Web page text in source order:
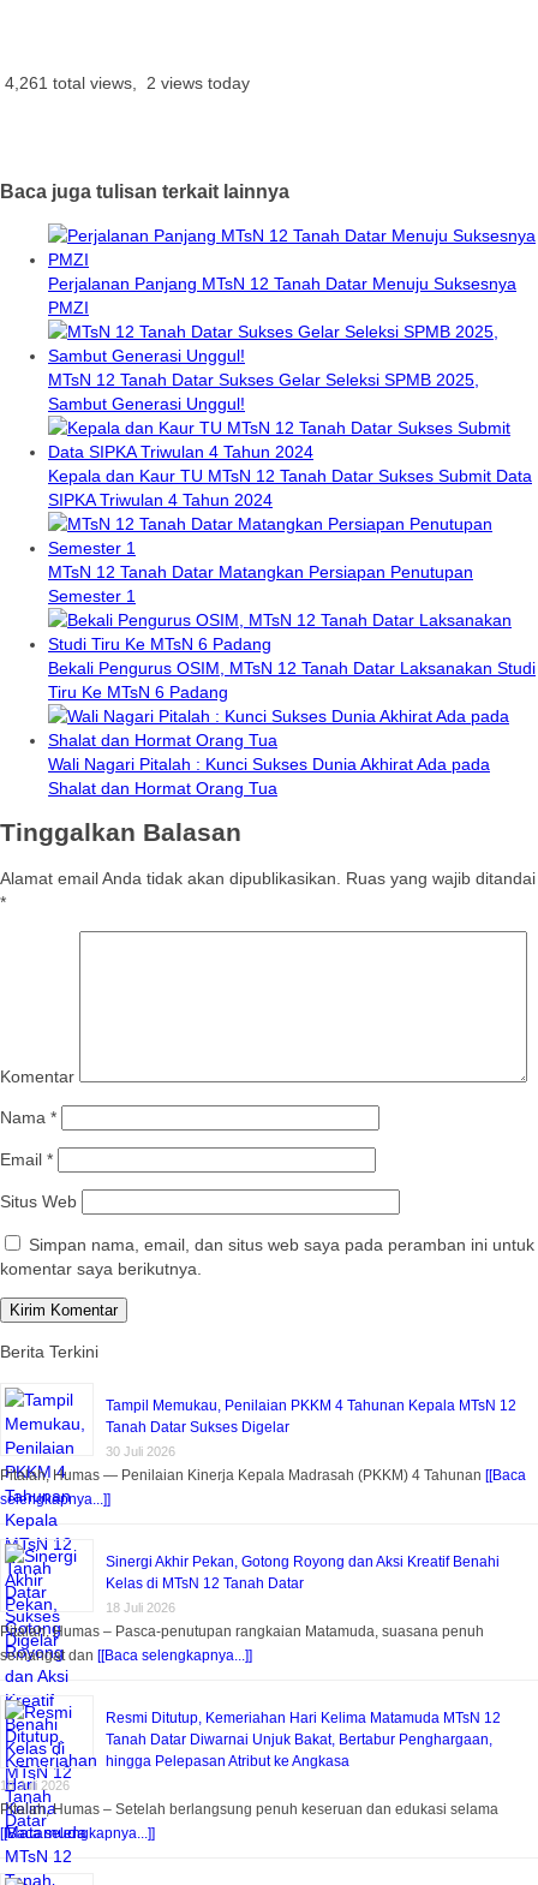
4,261 total views, 2 views today
Baca juga tulisan terkait lainnya
Perjalanan Panjang MTsN 12 Tanah Datar Menuju Suksesnya
PMZI
MTsN 12 Tanah Datar Sukses Gelar Seleksi SPMB 2025,
Sambut Generasi Unggul!
Kepala dan Kaur TU MTsN 12 Tanah Datar Sukses Submit Data
SIPKA Triwulan 4 Tahun 2024
MTsN 12 Tanah Datar Matangkan Persiapan Penutupan
Semester 1
Bekali Pengurus OSIM, MTsN 12 Tanah Datar Laksanakan Studi
Tiru Ke MTsN 6 Padang
Wali Nagari Pitalah : Kunci Sukses Dunia Akhirat Ada pada
Shalat dan Hormat Orang Tua
Tinggalkan Balasan
Alamat email Anda tidak akan dipublikasikan. Ruas yang wajib ditandai
*
Komentar
Nama *
Email *
Situs Web
Simpan nama, email, dan situs web saya pada peramban ini untuk
komentar saya berikutnya.
Berita Terkini
Tampil Memukau, Penilaian PKKM 4 Tahunan Kepala MTsN 12
Tanah Datar Sukses Digelar
30 Juli 2026
Pitalah, Humas — Penilaian Kinerja Kepala Madrasah (PKKM) 4 Tahunan [[Baca
selengkapnya...]]
Sinergi Akhir Pekan, Gotong Royong dan Aksi Kreatif Benahi
Kelas di MTsN 12 Tanah Datar
18 Juli 2026
Pitalah, Humas – Pasca-penutupan rangkaian Matamuda, suasana penuh
semangat dan [[Baca selengkapnya...]]
Resmi Ditutup, Kemeriahan Hari Kelima Matamuda MTsN 12
Tanah Datar Diwarnai Unjuk Bakat, Bertabur Penghargaan,
hingga Pelepasan Atribut ke Angkasa
18 Juli 2026
Pitalah, Humas – Setelah berlangsung penuh keseruan dan edukasi selama
[[Baca selengkapnya...]]